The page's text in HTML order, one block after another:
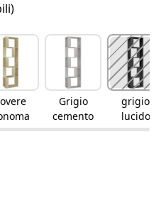
Grigio
cemento
grigio
lucido